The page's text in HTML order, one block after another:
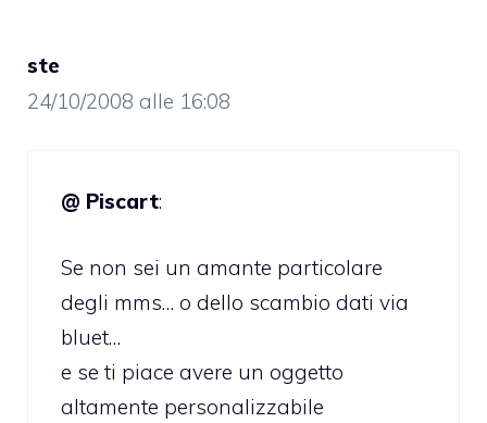
ste
24/10/2008 alle 16:08
@ Piscart:
Se non sei un amante particolare
degli mms… o dello scambio dati via
bluet…
e se ti piace avere un oggetto
altamente personalizzabile